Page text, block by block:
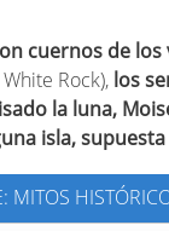
cuernos de los
Rock), los
la luna,
isla,
MITOS